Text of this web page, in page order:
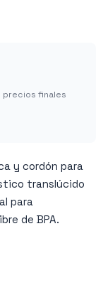
precios finales
y cordón para
translúcido
para
de BPA.